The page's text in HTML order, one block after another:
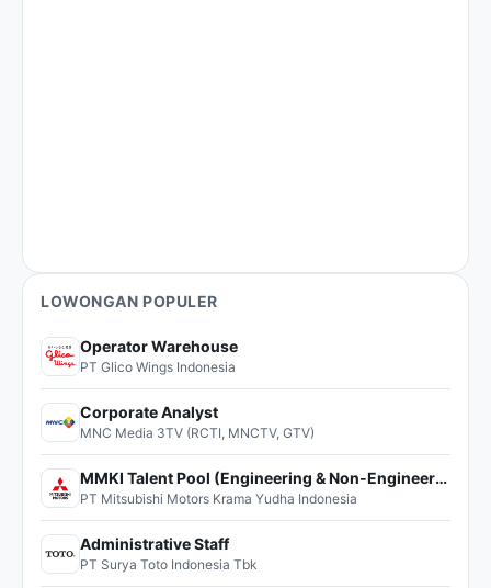
LOWONGAN POPULER
Operator Warehouse
PT Glico Wings Indonesia
Corporate Analyst
MNC Media 3TV (RCTI, MNCTV, GTV)
MMKI Talent Pool (Engineering & Non-Engineering)
PT Mitsubishi Motors Krama Yudha Indonesia
Administrative Staff
PT Surya Toto Indonesia Tbk